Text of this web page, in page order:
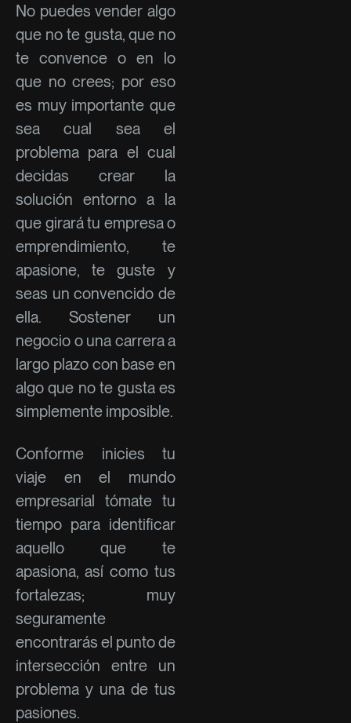
No puedes vender algo
que no te gusta, que no
te convence o en lo
que no crees; por eso
es muy importante que
sea cual sea el
problema para el cual
decidas crear la
solución entorno a la
que girará tu empresa o
emprendimiento, te
apasione, te guste y
seas un convencido de
ella. Sostener un
negocio o una carrera a
largo plazo con base en
algo que no te gusta es
simplemente imposible.
Conforme inicies tu
viaje en el mundo
empresarial tómate tu
tiempo para identificar
aquello que te
apasiona, así como tus
fortalezas; muy
seguramente
encontrarás el punto de
intersección entre un
problema y una de tus
pasiones.